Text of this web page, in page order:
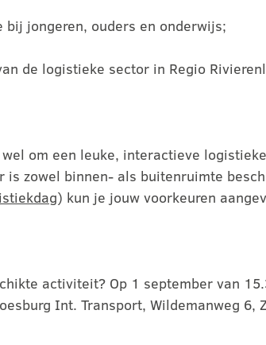
jongeren, ouders en onderwijs;
de logistieke sector in Regio
om een leuke, interactieve
zowel binnen- als buitenruimte
) kun je jouw voorkeuren
activiteit? Op 1 september van
Int. Transport, Wildemanweg 6,